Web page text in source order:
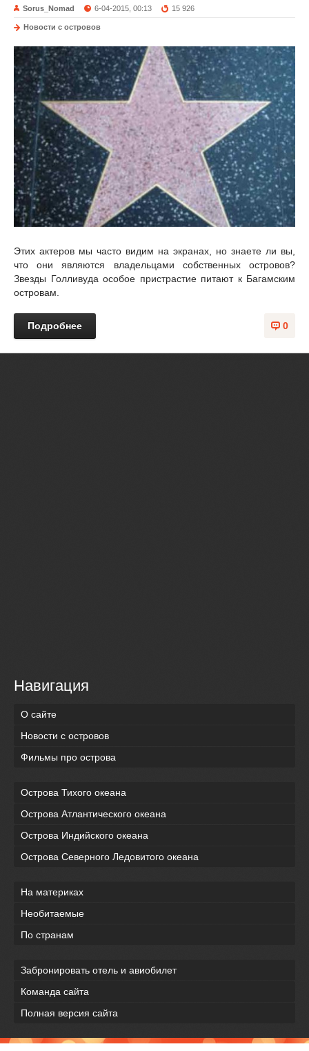
Sorus_Nomad 6-04-2015, 00:13 15 926
Новости с островов
Этих актеров мы часто видим на экранах, но знаете ли вы,
что они являются владельцами собственных островов?
Звезды Голливуда особое пристрастие питают к Багамским
островам.
0
Подробнее
Навигация
О сайте
Новости с островов
Фильмы про острова
Острова Тихого океана
Острова Атлантического океана
Острова Индийского океана
Острова Северного Ледовитого океана
На материках
Необитаемые
По странам
Забронировать отель и авиобилет
Команда сайта
Полная версия сайта